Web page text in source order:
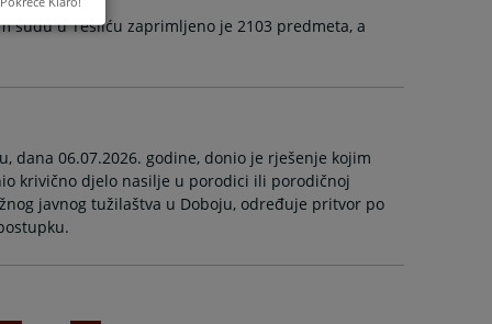
sudu u Tesliću zaprimljeno je 2103 predmeta, a
dana 06.07.2026. godine, donio je rješenje kojim
krivično djelo nasilje u porodici ili porodičnoj
javnog tužilaštva u Doboju, određuje pritvor po